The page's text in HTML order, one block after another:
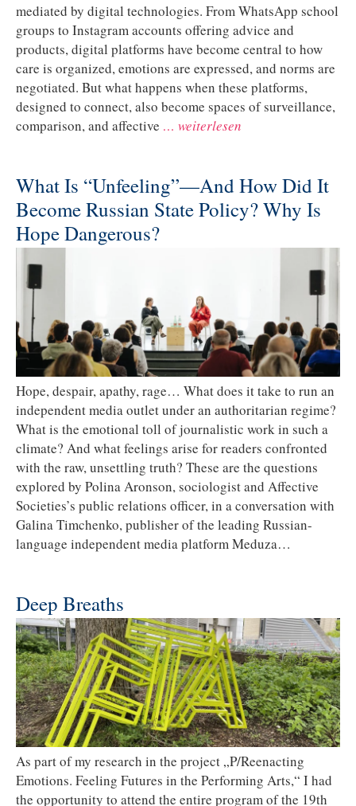
mediated by digital technologies. From WhatsApp school
groups to Instagram accounts offering advice and
products, digital platforms have become central to how
care is organized, emotions are expressed, and norms are
negotiated. But what happens when these platforms,
designed to connect, also become spaces of surveillance,
comparison, and affective … weiterlesen
What Is “Unfeeling”—And How Did It
Become Russian State Policy? Why Is
Hope Dangerous?
Hope, despair, apathy, rage… What does it take to run an
independent media outlet under an authoritarian regime?
What is the emotional toll of journalistic work in such a
climate? And what feelings arise for readers confronted
with the raw, unsettling truth? These are the questions
explored by Polina Aronson, sociologist and Affective
Societies’s public relations officer, in a conversation with
Galina Timchenko, publisher of the leading Russian-
language independent media platform Meduza…
Deep Breaths
As part of my research in the project „P/Reenacting
Emotions. Feeling Futures in the Performing Arts,“ I had
the opportunity to attend the entire program of the 19th